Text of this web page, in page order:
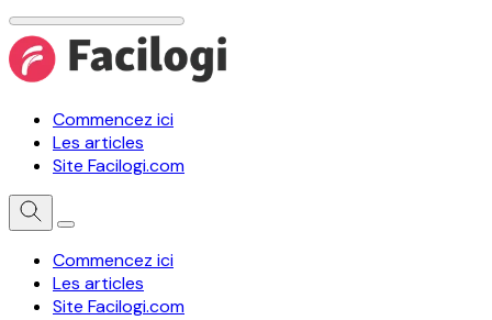
Commencez ici
Les articles
Site Facilogi.com
Commencez ici
Les articles
Site Facilogi.com